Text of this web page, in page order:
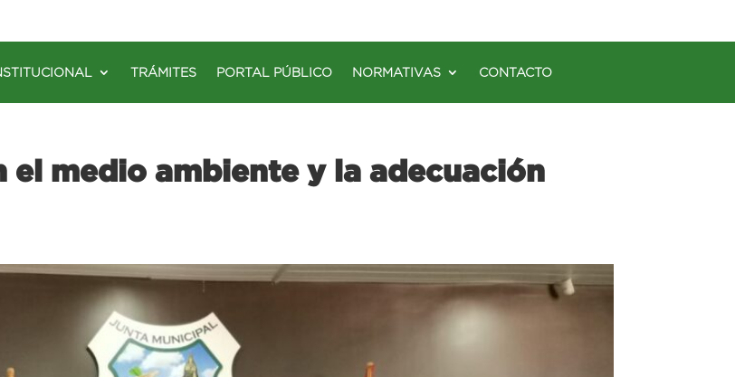
TRÁMITES PORTAL PÚBLICO NORMATIVAS CONTACTO
el medio ambiente y la adecuación